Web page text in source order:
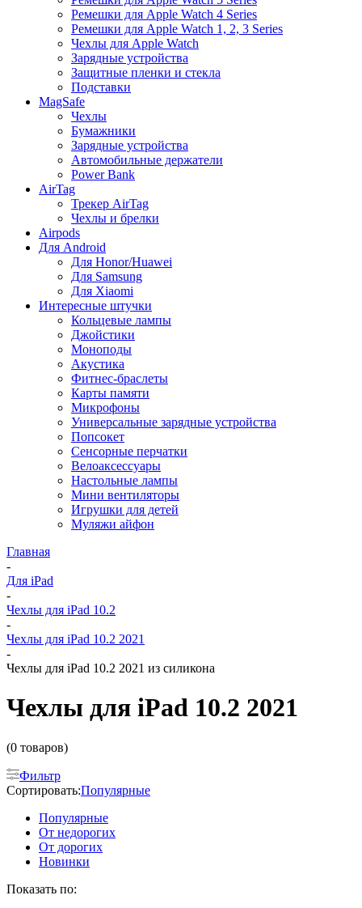
Ремешки для Apple Watch 4 Series
Ремешки для Apple Watch 1, 2, 3 Series
Чехлы для Apple Watch
Зарядные устройства
Защитные пленки и стекла
Подставки
MagSafe
Чехлы
Бумажники
Зарядные устройства
Автомобильные держатели
Power Bank
AirTag
Трекер AirTag
Чехлы и брелки
Airpods
Для Android
Для Honor/Huawei
Для Samsung
Для Xiaomi
Интересные штучки
Кольцевые лампы
Джойстики
Моноподы
Акустика
Фитнес-браслеты
Карты памяти
Микрофоны
Универсальные зарядные устройства
Попсокет
Сенсорные перчатки
Велоаксессуары
Настольные лампы
Мини вентиляторы
Игрушки для детей
Муляжи айфон
Главная
-
Для iPad
-
Чехлы для iPad 10.2
-
Чехлы для iPad 10.2 2021
-
Чехлы для iPad 10.2 2021 из силикона
Чехлы для iPad 10.2 2021
(0 товаров)
Фильтр
Сортировать:Популярные
Популярные
От недорогих
От дорогих
Новинки
Показать по: